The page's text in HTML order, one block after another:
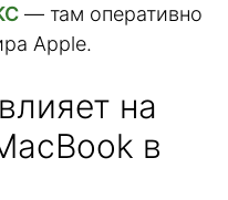
— там оперативно
Apple.
на
в